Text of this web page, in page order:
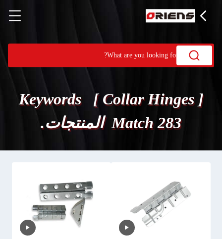
Keywords [ Collar Hinges ]
Match 283 المنتجات.